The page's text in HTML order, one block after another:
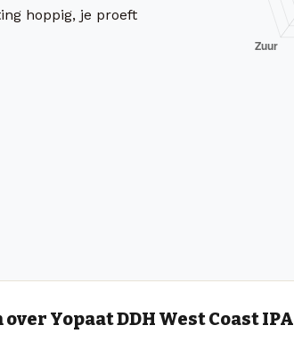
hoppig, je proeft
Yopaat DDH West Coast IPA